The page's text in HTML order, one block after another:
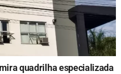
quadrilha especializada